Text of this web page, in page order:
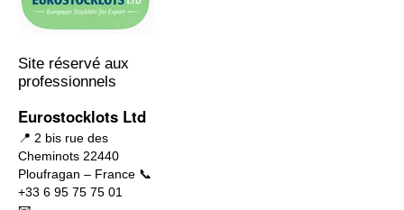
Site réservé aux
professionnels
Eurostocklots Ltd
📍 2 bis rue des
Cheminots 22440
Ploufragan – France 📞
+33 6 95 75 75 01